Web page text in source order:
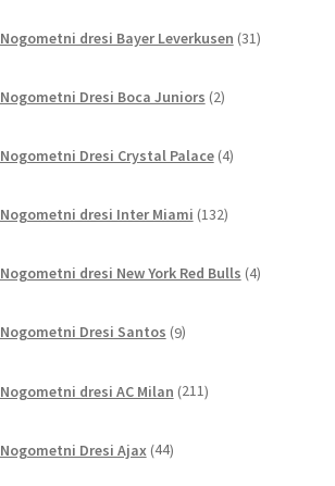
Nogometni dresi Bayer Leverkusen 31izdelkov
Nogometni Dresi Boca Juniors 2izdelka
Nogometni Dresi Crystal Palace 4izdelki
Nogometni dresi Inter Miami 132izdelkov
Nogometni dresi New York Red Bulls 4izdelki
Nogometni Dresi Santos 9izdelkov
Nogometni dresi AC Milan 211izdelkov
Nogometni Dresi Ajax 44izdelkov